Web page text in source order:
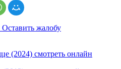
Оставить жалобу